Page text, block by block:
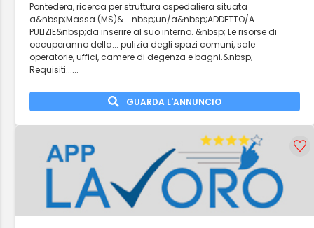
Pontedera, ricerca per struttura ospedaliera situata
a&nbsp;Massa (MS)&... nbsp;un/a&nbsp;ADDETTO/A
PULIZIE&nbsp;da inserire al suo interno. &nbsp; Le risorse di
occuperanno della... pulizia degli spazi comuni, sale
operatorie, uffici, camere di degenza e bagni.&nbsp;
Requisiti......
GUARDA L'ANNUNCIO